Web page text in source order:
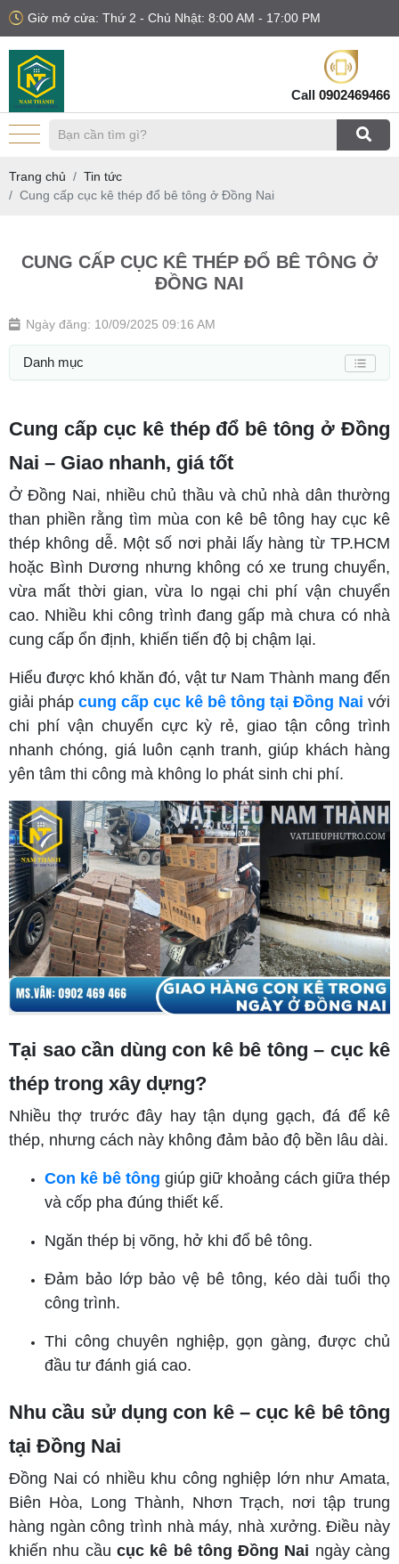
Giờ mở cửa: Thứ 2 - Chủ Nhật: 8:00 AM - 17:00 PM
Call 0902469466
Trang chủ
Tin tức
Cung cấp cục kê thép đổ bê tông ở Đồng Nai
CUNG CẤP CỤC KÊ THÉP ĐỔ BÊ TÔNG Ở
ĐỒNG NAI
Ngày đăng: 10/09/2025 09:16 AM
Danh mục
Cung cấp cục kê thép đổ bê tông ở Đồng
Nai – Giao nhanh, giá tốt
Ở Đồng Nai, nhiều chủ thầu và chủ nhà dân thường
than phiền rằng tìm mùa con kê bê tông hay cục kê
thép không dễ. Một số nơi phải lấy hàng từ TP.HCM
hoặc Bình Dương nhưng không có xe trung chuyển,
vừa mất thời gian, vừa lo ngại chi phí vận chuyển
cao. Nhiều khi công trình đang gấp mà chưa có nhà
cung cấp ổn định, khiến tiến độ bị chậm lại.
Hiểu được khó khăn đó, vật tư Nam Thành mang đến
giải pháp cung cấp cục kê bê tông tại Đồng Nai với
chi phí vận chuyển cực kỳ rẻ, giao tận công trình
nhanh chóng, giá luôn cạnh tranh, giúp khách hàng
yên tâm thi công mà không lo phát sinh chi phí.
Tại sao cần dùng con kê bê tông – cục kê
thép trong xây dựng?
Nhiều thợ trước đây hay tận dụng gạch, đá để kê
thép, nhưng cách này không đảm bảo độ bền lâu dài.
Con kê bê tông giúp giữ khoảng cách giữa thép
và cốp pha đúng thiết kế.
Ngăn thép bị võng, hở khi đổ bê tông.
Đảm bảo lớp bảo vệ bê tông, kéo dài tuổi thọ
công trình.
Thi công chuyên nghiệp, gọn gàng, được chủ
đầu tư đánh giá cao.
Nhu cầu sử dụng con kê – cục kê bê tông
tại Đồng Nai
Đồng Nai có nhiều khu công nghiệp lớn như Amata,
Biên Hòa, Long Thành, Nhơn Trạch, nơi tập trung
hàng ngàn công trình nhà máy, nhà xưởng. Điều này
khiến nhu cầu cục kê bê tông Đồng Nai ngày càng